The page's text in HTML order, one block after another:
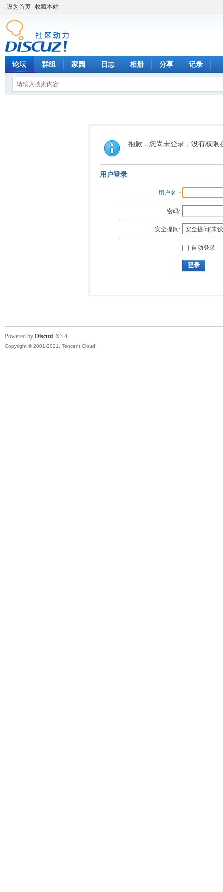
设为首页 收藏本站
论坛 群组 家园 日志 相册 分享 记录
抱歉，您尚未登录，没有权限
用户登录
用户名
密码:
安全提问:
自动登录
登录
Powered by Discuz! X3.4
Copyright © 2001-2021, Tencent Cloud.